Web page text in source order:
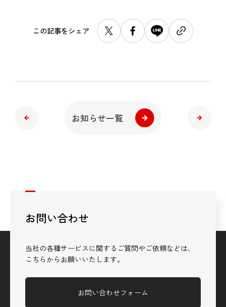
この記事をシェア
お知らせ一覧
お問い合わせ
当社の各種サービスに関するご質問やご依頼などは、
こちらからお願いいたします。
お問い合わせフォーム